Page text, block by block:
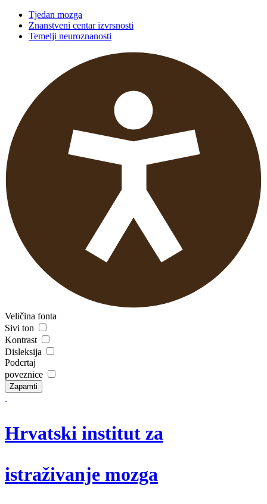
Tjedan mozga
Znanstveni centar izvrsnosti
Temelji neuroznanosti
Veličina fonta
Sivi ton
Kontrast
Disleksija
Podcrtaj
poveznice
Zapamti
Hrvatski institut za
istraživanje mozga